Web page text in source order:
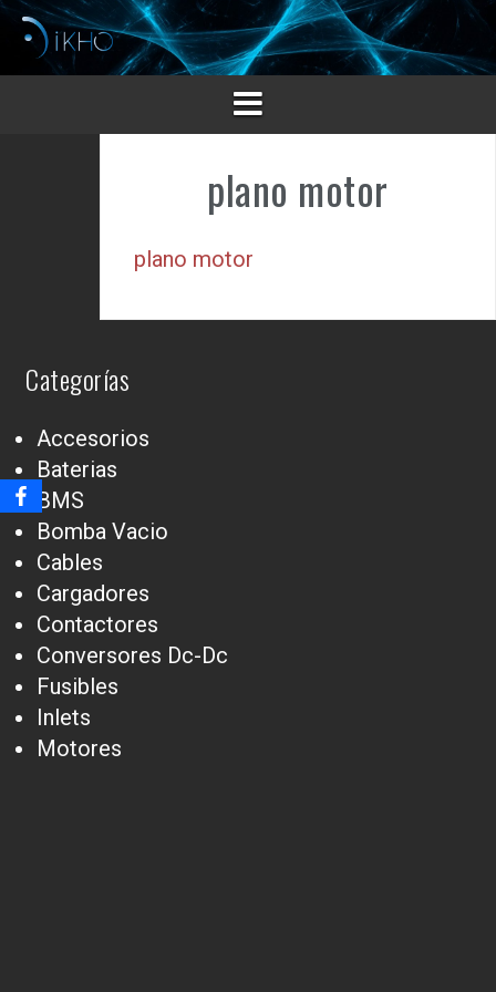
Saltar
contenido
plano motor
plano motor
Categorías
Accesorios
Baterias
BMS
Bomba Vacio
Cables
Cargadores
Contactores
Conversores Dc-Dc
Fusibles
Inlets
Motores